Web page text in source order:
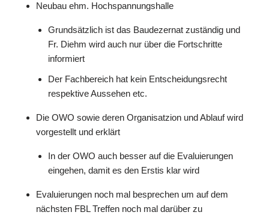
Neubau ehm. Hochspannungshalle
Grundsätzlich ist das Baudezernat zuständig und
Fr. Diehm wird auch nur über die Fortschritte
informiert
Der Fachbereich hat kein Entscheidungsrecht
respektive Aussehen etc.
Die OWO sowie deren Organisatzion und Ablauf wird
vorgestellt und erklärt
In der OWO auch besser auf die Evaluierungen
eingehen, damit es den Erstis klar wird
Evaluierungen noch mal besprechen um auf dem
nächsten FBL Treffen noch mal darüber zu